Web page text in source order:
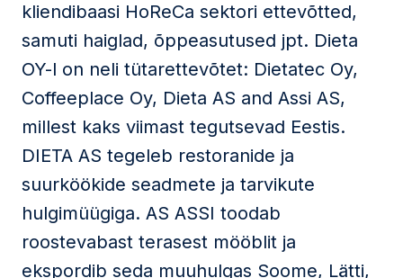
kliendibaasi HoReCa sektori ettevõtted,
samuti haiglad, õppeasutused jpt. Dieta
OY-l on neli tütarettevõtet: Dietatec Oy,
Coffeeplace Oy, Dieta AS and Assi AS,
millest kaks viimast tegutsevad Eestis.
DIETA AS tegeleb restoranide ja
suurköökide seadmete ja tarvikute
hulgimüügiga. AS ASSI toodab
roostevabast terasest mööblit ja
ekspordib seda muuhulgas Soome, Lätti,